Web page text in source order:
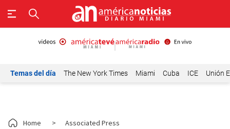
Temas del día The New York Times Miami Cuba ICE Unión
Home > Associated Press